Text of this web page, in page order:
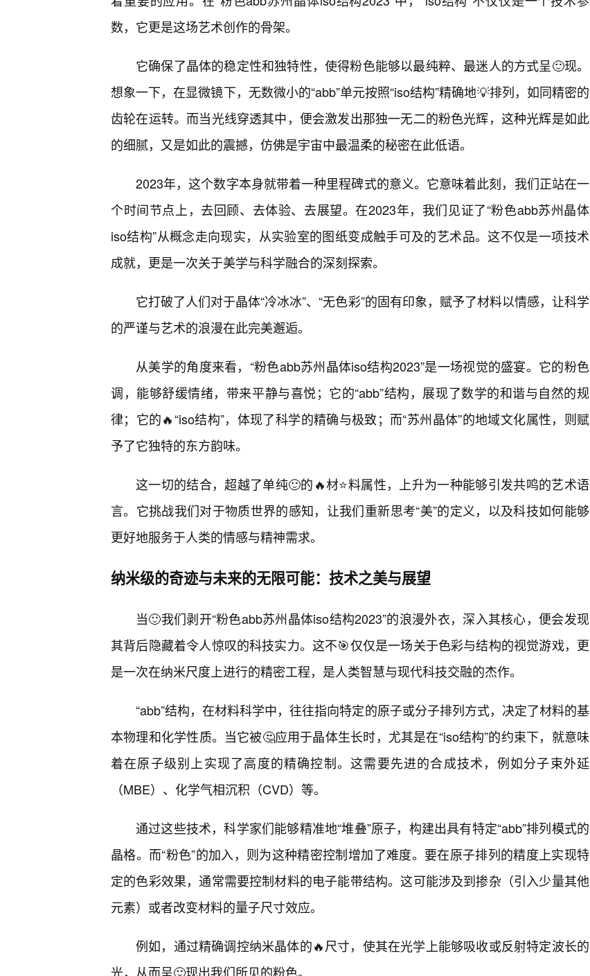
数，它更是这场艺术创作的骨架。
它确保了晶体的稳定性和独特性，使得粉色能够以最纯粹、最迷人的方式呈🙂现。
想象一下，在显微镜下，无数微小的“abb”单元按照“iso结构”精确地💡排列，如同精密的
齿轮在运转。而当光线穿透其中，便会激发出那独一无二的粉色光辉，这种光辉是如此
的细腻，又是如此的震撼，仿佛是宇宙中最温柔的秘密在此低语。
2023年，这个数字本身就带着一种里程碑式的意义。它意味着此刻，我们正站在一
个时间节点上，去回顾、去体验、去展望。在2023年，我们见证了“粉色abb苏州晶体
iso结构”从概念走向现实，从实验室的图纸变成触手可及的艺术品。这不仅是一项技术
成就，更是一次关于美学与科学融合的深刻探索。
它打破了人们对于晶体“冷冰冰”、“无色彩”的固有印象，赋予了材料以情感，让科学
的严谨与艺术的浪漫在此完美邂逅。
从美学的角度来看，“粉色abb苏州晶体iso结构2023”是一场视觉的盛宴。它的粉色
调，能够舒缓情绪，带来平静与喜悦；它的“abb”结构，展现了数学的和谐与自然的规
律；它的🔥“iso结构”，体现了科学的精确与极致；而“苏州晶体”的地域文化属性，则赋
予了它独特的东方韵味。
这一切的结合，超越了单纯🙂的🔥材⭐料属性，上升为一种能够引发共鸣的艺术语
言。它挑战我们对于物质世界的感知，让我们重新思考“美”的定义，以及科技如何能够
更好地服务于人类的情感与精神需求。
纳米级的奇迹与未来的无限可能：技术之美与展望
当🙂我们剥开“粉色abb苏州晶体iso结构2023”的浪漫外衣，深入其核心，便会发现
其背后隐藏着令人惊叹的科技实力。这不🎯仅仅是一场关于色彩与结构的视觉游戏，更
是一次在纳米尺度上进行的精密工程，是人类智慧与现代科技交融的杰作。
“abb”结构，在材料科学中，往往指向特定的原子或分子排列方式，决定了材料的基
本物理和化学性质。当它被🤔应用于晶体生长时，尤其是在“iso结构”的约束下，就意味
着在原子级别上实现了高度的精确控制。这需要先进的合成技术，例如分子束外延
（MBE）、化学气相沉积（CVD）等。
通过这些技术，科学家们能够精准地“堆叠”原子，构建出具有特定“abb”排列模式的
晶格。而“粉色”的加入，则为这种精密控制增加了难度。要在原子排列的精度上实现特
定的色彩效果，通常需要控制材料的电子能带结构。这可能涉及到掺杂（引入少量其他
元素）或者改变材料的量子尺寸效应。
例如，通过精确调控纳米晶体的🔥尺寸，使其在光学上能够吸收或反射特定波长的
光，从而呈🙂现出我们所见的粉色。